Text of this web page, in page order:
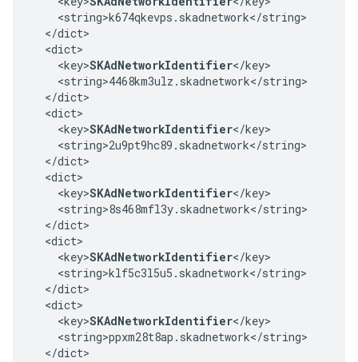
    <string>k674qkevps.skadnetwork</string>
  </dict>
  <dict>
    <key>
SKAdNetworkIdentifier</key>
    <string>4468km3ulz.skadnetwork</string>
  </dict>
  <dict>
    <key>
SKAdNetworkIdentifier</key>
    <string>2u9pt9hc89.skadnetwork</string>
  </dict>
  <dict>
    <key>
SKAdNetworkIdentifier</key>
    <string>8s468mfl3y.skadnetwork</string>
  </dict>
  <dict>
    <key>
SKAdNetworkIdentifier</key>
    <string>klf5c3l5u5.skadnetwork</string>
  </dict>
  <dict>
    <key>
SKAdNetworkIdentifier</key>
    <string>ppxm28t8ap.skadnetwork</string>
  </dict>